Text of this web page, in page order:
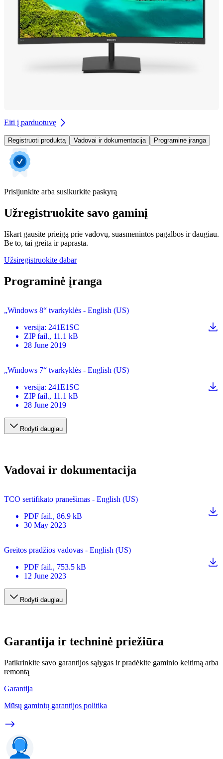
Eiti į parduotuvę
Registruoti produktą Vadovai ir dokumentacija Programinė įranga
Prisijunkite arba susikurkite paskyrą
Užregistruokite savo gaminį
Iškart gausite prieigą prie vadovų, suasmenintos pagalbos ir daugiau.
Be to, tai greita ir paprasta.
Užsiregistruokite dabar
Programinė įranga
„Windows 8“ tvarkyklės - English (US)
versija: 241E1SC
ZIP fail., 11.1 kB
28 June 2019
„Windows 7“ tvarkyklės - English (US)
versija: 241E1SC
ZIP fail., 11.1 kB
28 June 2019
Rodyti daugiau
Vadovai ir dokumentacija
TCO sertifikato pranešimas - English (US)
PDF fail., 86.9 kB
30 May 2023
Greitos pradžios vadovas - English (US)
PDF fail., 753.5 kB
12 June 2023
Rodyti daugiau
Garantija ir techninė priežiūra
Patikrinkite savo garantijos sąlygas ir pradėkite gaminio keitimą arba
remontą
Garantija
Mūsų gaminių garantijos politika